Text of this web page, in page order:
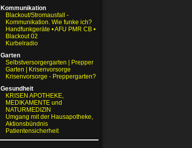
Kommunikation
Blackout/Stromausfall -
Kommunikation. Wie funke ich?
Handfunkgeräte • AFU PMR CB •
Blackout 02
Kurbelradio
Garten
Selbstversorgergarten | Prepper
Garten | Krisenvorsorge
Krisenvorsorge - Preppergarten?
Gesundheit
KRISEN APOTHEKE,
MEDIKAMENTE und
NATURMEDIZIN
Umgang mit der Hausapotheke,
Aktionsbündnis
Patientensicherheit